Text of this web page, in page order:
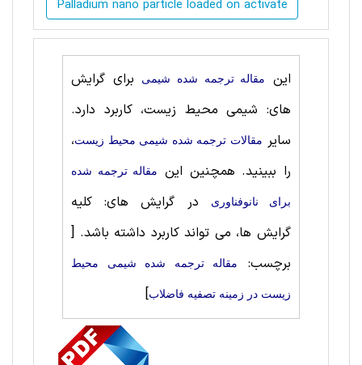
Palladium nano particle loaded on activate
این مقاله ترجمه شده شيمی
برای گرایش
های: شیمی محیط زیست، کاربرد دارد.
سایر مقالات ترجمه شده شیمی محیط زیست،
را ببینید. همچنین این
مقاله ترجمه شده
برای نانوفناوری
در گرایش های: کلیه
گرایش ها، می تواند کاربرد داشته باشد. [
برچسب:
مقاله ترجمه شده شیمی محیط
زیست در زمینه تصفیه فاضلاب]